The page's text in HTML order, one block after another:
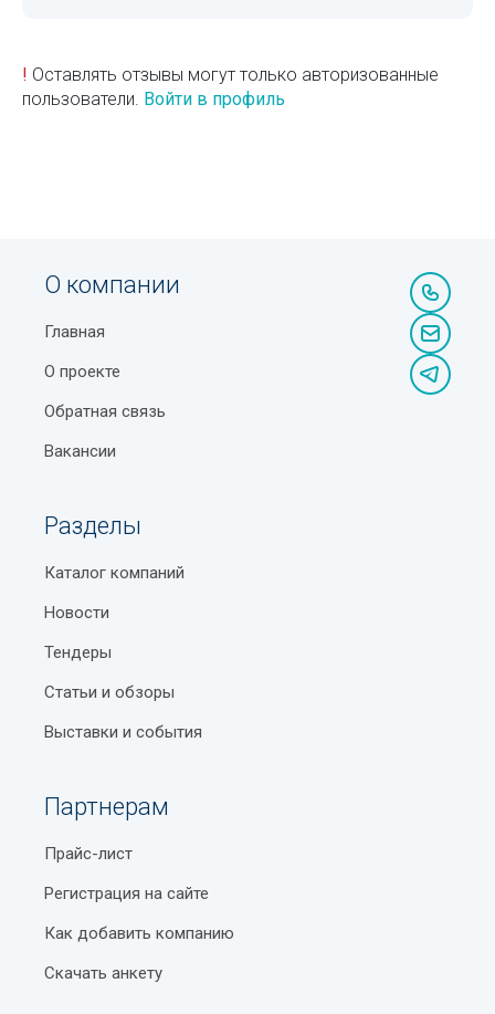
! Оставлять отзывы могут только авторизованные
пользователи. Войти в профиль
О компании
Главная
О проекте
Обратная связь
Вакансии
Разделы
Каталог компаний
Новости
Тендеры
Статьи и обзоры
Выставки и события
Партнерам
Прайс-лист
Регистрация на сайте
Как добавить компанию
Скачать анкету